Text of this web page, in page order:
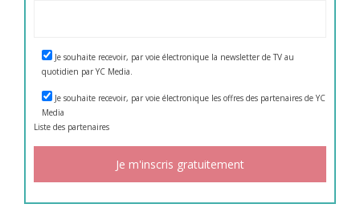
Je souhaite recevoir, par voie électronique la newsletter de TV au
quotidien par YC Media.
Je souhaite recevoir, par voie électronique les offres des partenaires de YC
Media
Liste des partenaires